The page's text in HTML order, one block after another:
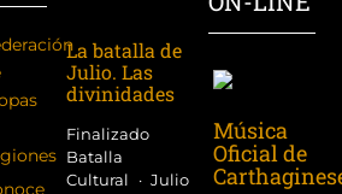
La batalla de
Julio. Las
divinidades
Finalizado
Batalla
Cultural · Julio
Música
Oficial de